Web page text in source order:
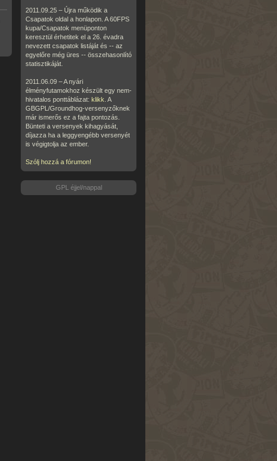
2011.09.25 – Újra működik a
Csapatok oldal a honlapon. A 60FPS
kupa/Csapatok menüponton
keresztül érhetitek el a 26. évadra
nevezett csapatok listáját és -- az
egyelőre még üres -- összehasonlító
statisztikáját.
2011.06.09 – A nyári
élményfutamokhoz készült egy nem-
hivatalos ponttáblázat: klikk . A
GBGPL/Groundhog-versenyzőknek
már ismerős ez a fajta pontozás.
Bünteti a versenyek kihagyását,
díjazza ha a leggyengébb versenyét
is végigtolja az ember.
Szólj hozzá a fórumon!